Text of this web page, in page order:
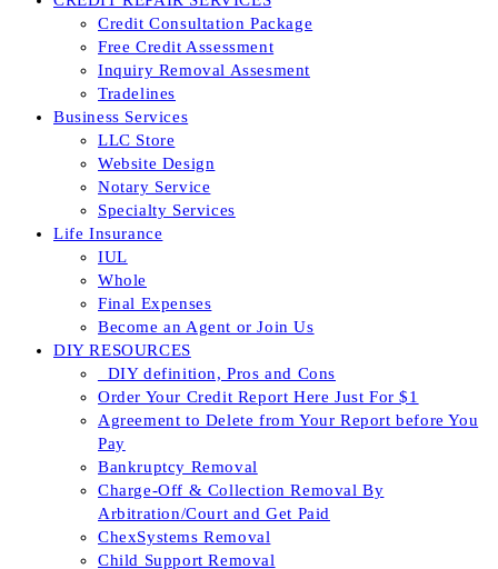
Credit Consultation Package
Free Credit Assessment
Inquiry Removal Assesment
Tradelines
Business Services
LLC Store
Website Design
Notary Service
Specialty Services
Life Insurance
IUL
Whole
Final Expenses
Become an Agent or Join Us
DIY RESOURCES
_DIY definition, Pros and Cons
Order Your Credit Report Here Just For $1
Agreement to Delete from Your Report before You
Pay
Bankruptcy Removal
Charge-Off & Collection Removal By
Arbitration/Court and Get Paid
ChexSystems Removal
Child Support Removal